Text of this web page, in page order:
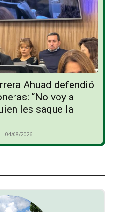
Ahuad defendió
“No voy a
les saque la
- 04/08/2026